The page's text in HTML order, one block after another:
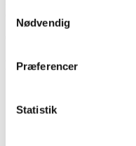
Nødvendig
Præferencer
Statistik
Populære sider
Vedtægter
Lokalforeninger